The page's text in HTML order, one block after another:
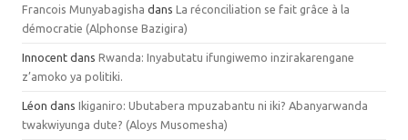
Francois Munyabagisha dans La réconciliation se fait grâce à la
démocratie (Alphonse Bazigira)
Innocent dans Rwanda: Inyabutatu ifungiwemo inzirakarengane
z’amoko ya politiki.
Léon dans Ikiganiro: Ubutabera mpuzabantu ni iki? Abanyarwanda
twakwiyunga dute? (Aloys Musomesha)